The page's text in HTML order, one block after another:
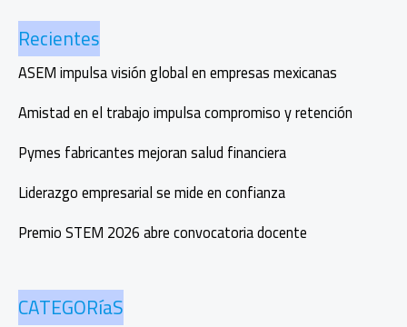
en
estrategia
Recientes
ASEM impulsa visión global en empresas mexicanas
Amistad en el trabajo impulsa compromiso y retención
Pymes fabricantes mejoran salud financiera
Liderazgo empresarial se mide en confianza
Premio STEM 2026 abre convocatoria docente
CATEGORíaS